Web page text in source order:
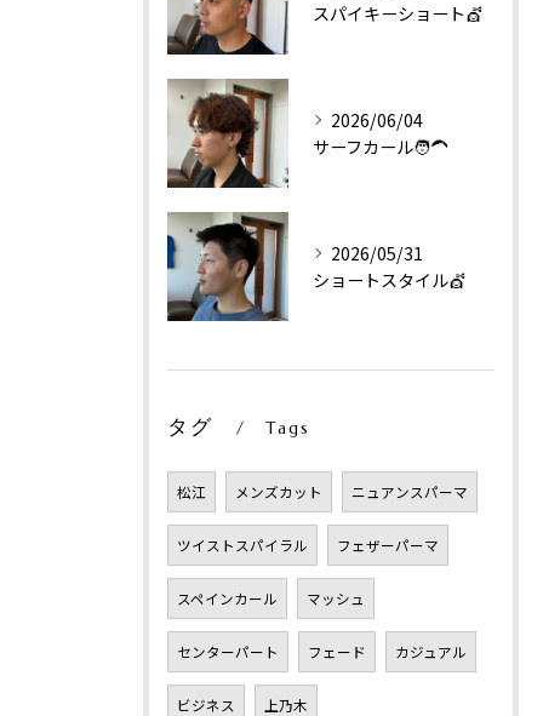
スパイキーショート💇
2026/06/04
サーフカール🧑‍🦱
2026/05/31
ショートスタイル💇
タグ Tags
松江 メンズカット ニュアンスパーマ
ツイストスパイラル フェザーパーマ
スペインカール マッシュ
センターパート フェード カジュアル
ビジネス 上乃木